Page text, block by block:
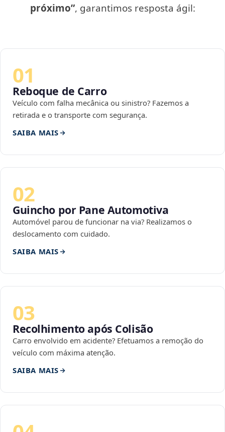
próximo”, garantimos resposta ágil:
01
Reboque de Carro
Veículo com falha mecânica ou sinistro? Fazemos a
retirada e o transporte com segurança.
SAIBA MAIS
02
Guincho por Pane Automotiva
Automóvel parou de funcionar na via? Realizamos o
deslocamento com cuidado.
SAIBA MAIS
03
Recolhimento após Colisão
Carro envolvido em acidente? Efetuamos a remoção do
veículo com máxima atenção.
SAIBA MAIS